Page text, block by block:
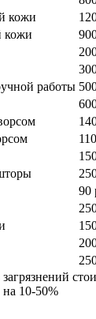
кожи
кожи
работы
90
10-50%